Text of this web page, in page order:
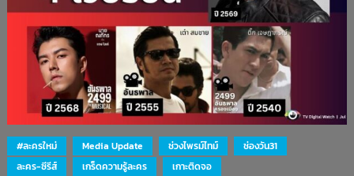
#ละครใหม่ Media Update ช่วงไพรม์ไทม์
ช่องวัน31
ละคร-ซีรีส์
เกร็ดความรู้ละคร เกาะติดจอ